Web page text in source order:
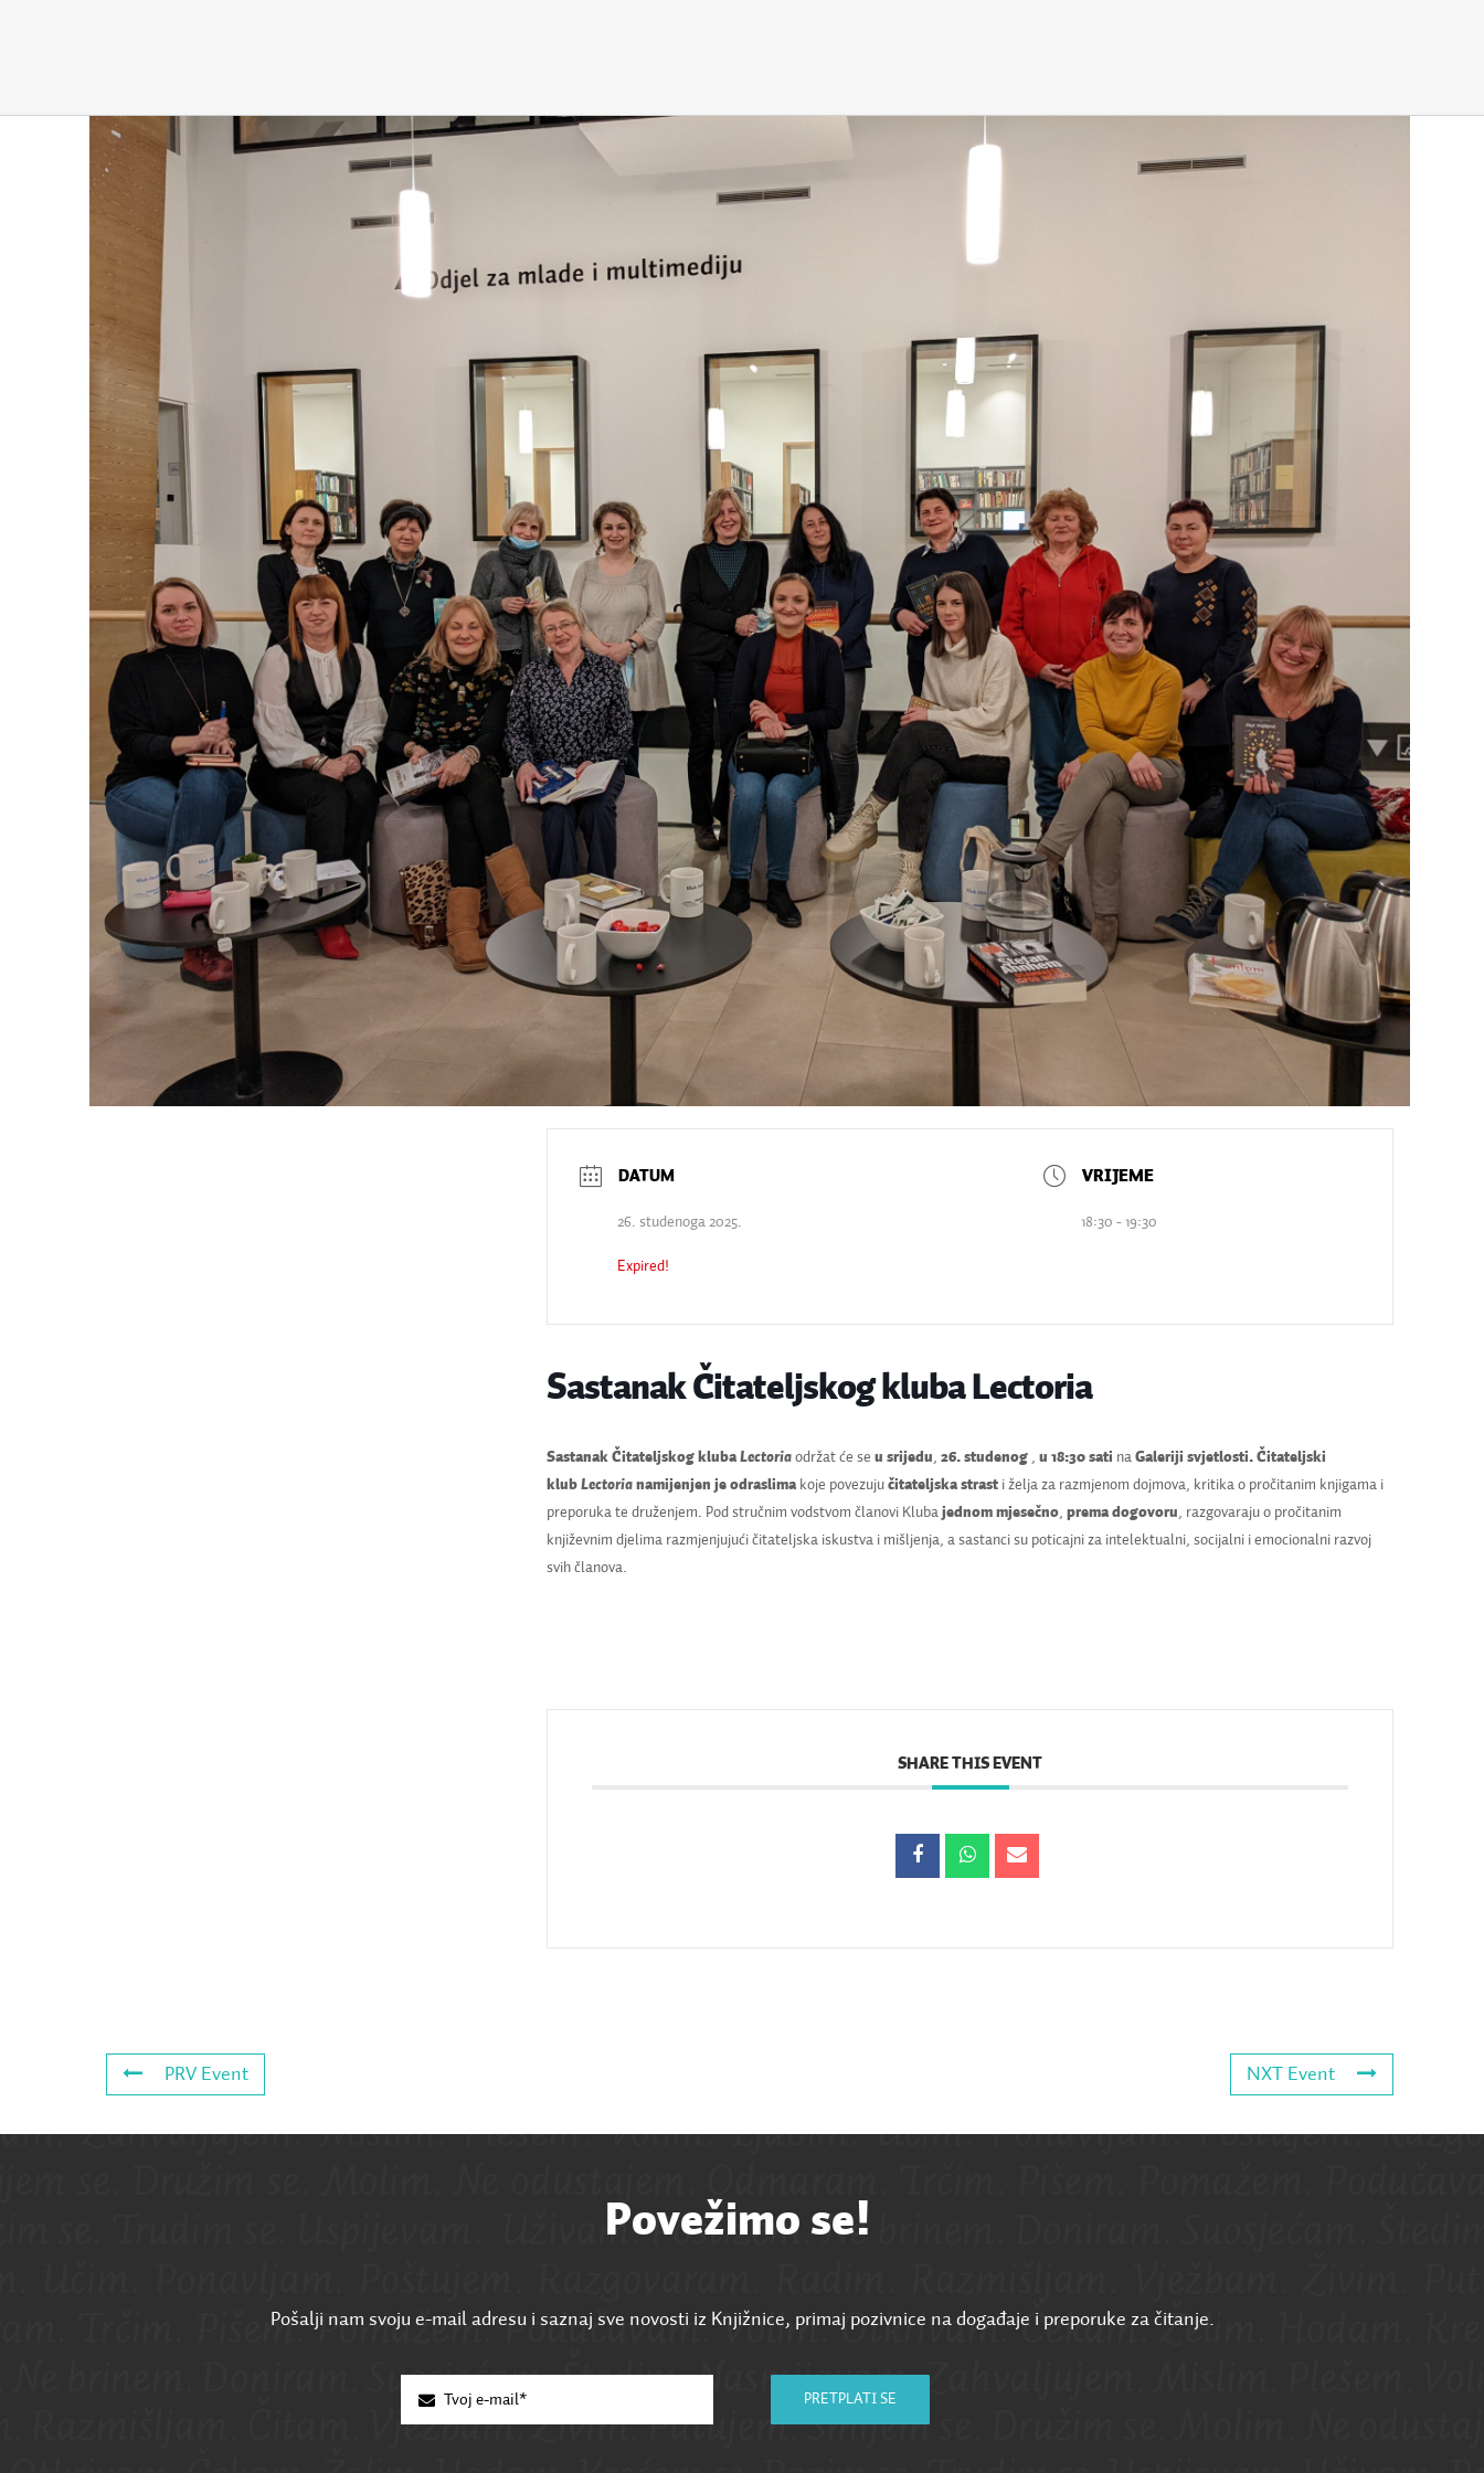
26. studenoga 2025.
Expired!
18:30 - 19:30
Sastanak Čitateljskog kluba Lectoria
Sastanak Čitateljskog klubaLectoria održat će seu srijedu,26. studenog ,u 18:30 sati naGaleriji svjetlosti. Čitateljski
klub Lectoria namijenjen je odraslima koje povezujučitateljska strast i želja za razmjenom dojmova, kritika o pročitanim knjigama i
preporuka te druženjem. Pod stručnim vodstvom članovi Klubajednom mjesečno,prema dogovoru, razgovaraju o pročitanim
književnim djelima razmjenjujući čitateljska iskustva i mišljenja, a sastanci su poticajni za intelektualni, socijalni i emocionalni razvoj
svih članova.
SHARE THIS EVENT
PRV Event NXT Event
Povežimo se!
Pošalji nam svoju e-mail adresu i saznaj sve novosti iz Knjižnice, primaj pozivnice na događaje i preporuke za čitanje.
PRETPLATI SE